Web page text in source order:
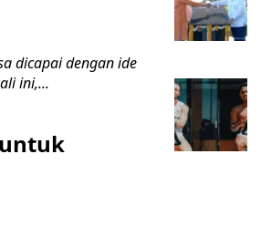
dicapai dengan ide
ini,...